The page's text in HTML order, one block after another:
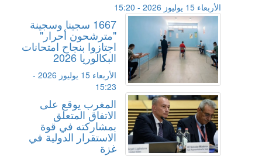
الأربعاء 15 يوليوز 2026 - 15:20
1667 سجينا وسجينة
"مترشحون أحرار"
اجتازوا بنجاح امتحانات
البكالوريا 2026
الأربعاء 15 يوليوز 2026 -
15:23
المغرب يوقع على
الاتفاق المتعلق
بمشاركته في قوة
الاستقرار الدولية في
غزة